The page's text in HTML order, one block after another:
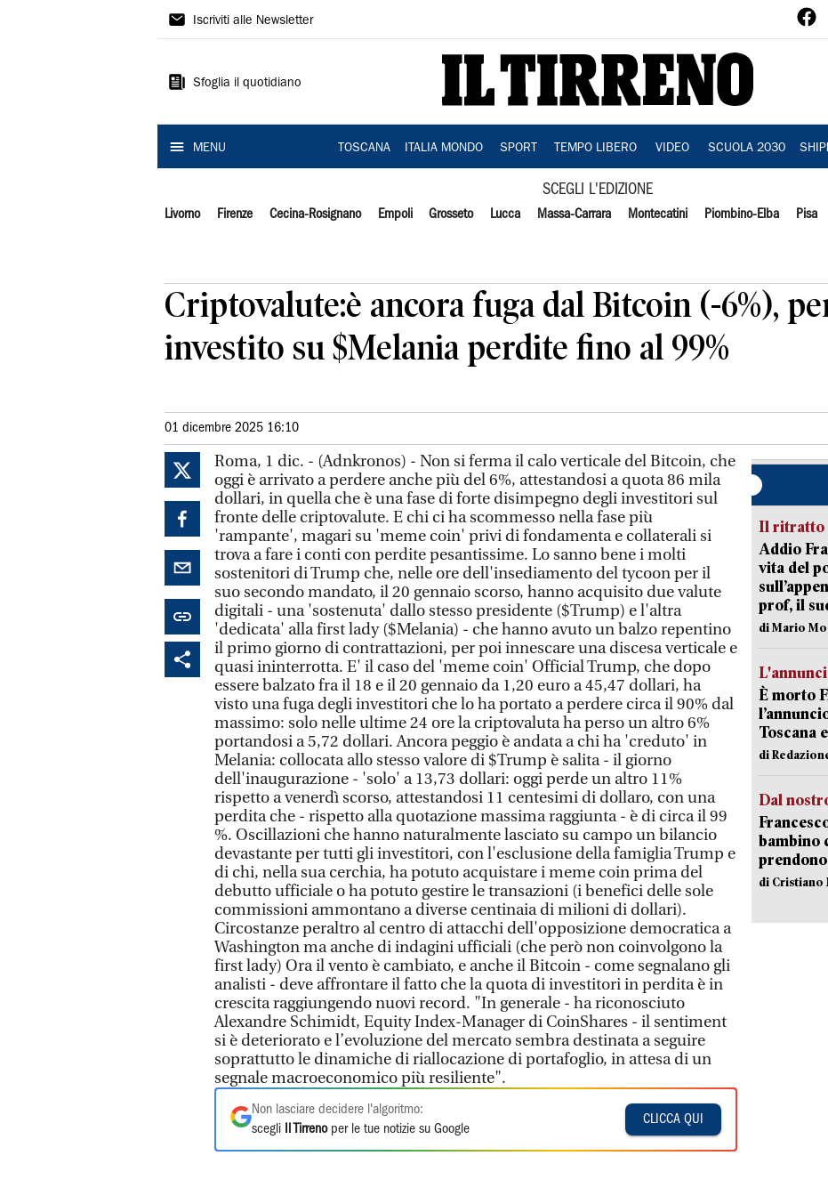
Il
Iscriviti alle Newsletter
Sfoglia il quotidiano
MENU TOSCANA ITALIA MONDO SPORT TEMPO LIBERO VIDEO SCUOLA 2030
SCEGLI L'EDIZIONE
Livorno Firenze Cecina-Rosignano Empoli Grosseto Lucca Massa-Carrara Montecatini Piombino-Elba Pisa
Criptovalute:è ancora fuga dal Bitcoin (-6%),
investito su $Melania perdite fino al 99%
01 dicembre 2025 16:10
Roma, 1 dic. - (Adnkronos) - Non si ferma il calo verticale del Bitcoin, che
oggi è arrivato a perdere anche più del 6%, attestandosi a quota 86 mila
dollari, in quella che è una fase di forte disimpegno degli investitori sul
fronte delle criptovalute. E chi ci ha scommesso nella fase più
'rampante', magari su 'meme coin' privi di fondamenta e collaterali si
trova a fare i conti con perdite pesantissime. Lo sanno bene i molti
sostenitori di Trump che, nelle ore dell'insediamento del tycoon per il
suo secondo mandato, il 20 gennaio scorso, hanno acquisito due valute
digitali - una 'sostenuta' dallo stesso presidente ($Trump) e l'altra
'dedicata' alla first lady ($Melania) - che hanno avuto un balzo repentino
il primo giorno di contrattazioni, per poi innescare una discesa verticale e
quasi ininterrotta. E' il caso del 'meme coin' Official Trump, che dopo
essere balzato fra il 18 e il 20 gennaio da 1,20 euro a 45,47 dollari, ha
visto una fuga degli investitori che lo ha portato a perdere circa il 90% dal
massimo: solo nelle ultime 24 ore la criptovaluta ha perso un altro 6%
portandosi a 5,72 dollari. Ancora peggio è andata a chi ha 'creduto' in
Melania: collocata allo stesso valore di $Trump è salita - il giorno
dell'inaugurazione - 'solo' a 13,73 dollari: oggi perde un altro 11%
rispetto a venerdì scorso, attestandosi 11 centesimi di dollaro, con una
perdita che - rispetto alla quotazione massima raggiunta - è di circa il 99
%. Oscillazioni che hanno naturalmente lasciato su campo un bilancio
devastante per tutti gli investitori, con l'esclusione della famiglia Trump e
di chi, nella sua cerchia, ha potuto acquistare i meme coin prima del
debutto ufficiale o ha potuto gestire le transazioni (i benefici delle sole
commissioni ammontano a diverse centinaia di milioni di dollari).
Circostanze peraltro al centro di attacchi dell'opposizione democratica a
Washington ma anche di indagini ufficiali (che però non coinvolgono la
first lady) Ora il vento è cambiato, e anche il Bitcoin - come segnalano gli
analisti - deve affrontare il fatto che la quota di investitori in perdita è in
crescita raggiungendo nuovi record. "In generale - ha riconosciuto
Alexandre Schimidt, Equity Index-Manager di CoinShares - il sentiment
si è deteriorato e l’evoluzione del mercato sembra destinata a seguire
soprattutto le dinamiche di riallocazione di portafoglio, in attesa di un
segnale macroeconomico più resiliente".
Non lasciare decidere l'algoritmo:
scegli
Il Tirrenoper le tue notizie su Google
CLICCA QUI
Il ritratto
Addio
vita del
prof, il
di Mario
È morto
Toscana
di
Dal
bambino
di Cristiano